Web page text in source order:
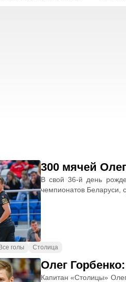
300 мячей
В свой 36-й день
чемпионатов Беларуси,
Все голы Столица
Олег
Капитан «Столицы»